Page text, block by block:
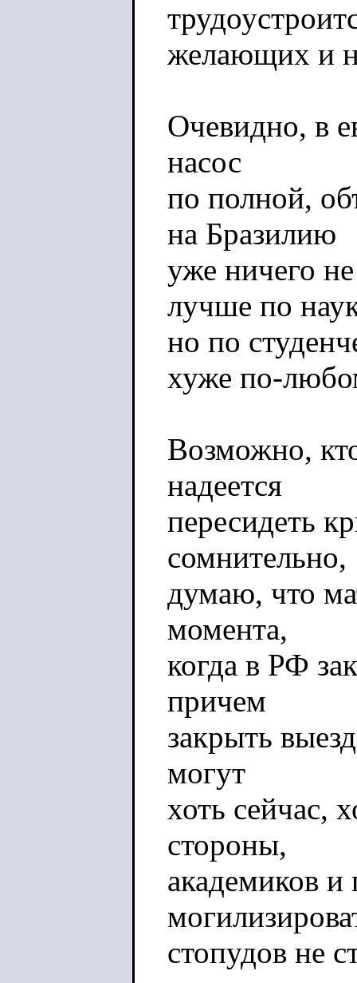
желающих и
Очевидно, в
насос
по полной,
на Бразилию
уже ничего
лучше по
но по
хуже по-
Возможно,
надеется
пересидеть
сомнительно,
думаю, что
момента,
когда в РФ
причем
закрыть
могут
хоть сейчас,
стороны,
академиков
стопудов не